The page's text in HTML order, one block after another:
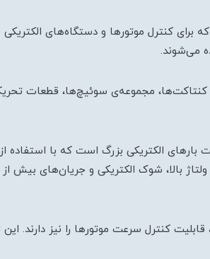
برای کنترل موتورها و دستگاه‌های
می‌شوند.
مجموعه‌ی سوئیچ‌ها، قطعات
بارهای الکتریکی بزرگ است که با
بالا، شوک الکتریکی و جریان‌های
کنترل سرعت موتورها را نیز دارند.